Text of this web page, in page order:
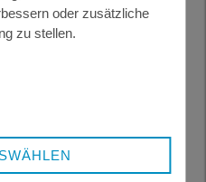
für MTB-
(21 km, 700
oder zusätzliche
zu stellen.